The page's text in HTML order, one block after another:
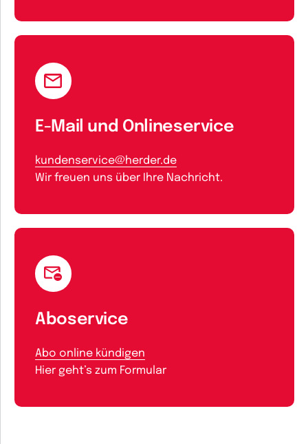
E-Mail und Onlineservice
kundenservice@herder.de
Wir freuen uns über Ihre Nachricht.
Aboservice
Abo online kündigen
Hier geht’s zum Formular